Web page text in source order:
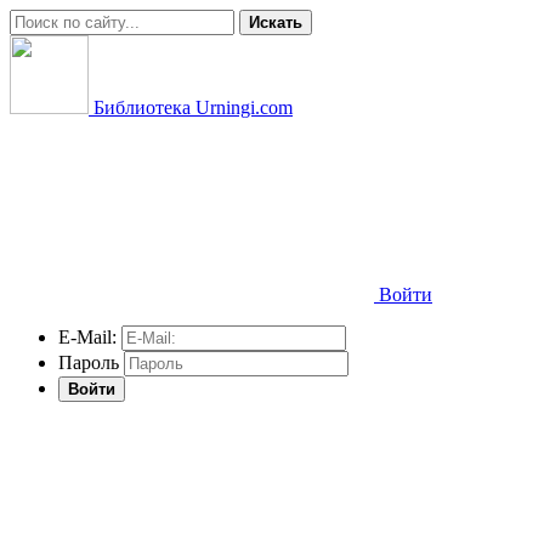
Искать
Библиотека Urningi.com
Войти
E-Mail:
Пароль
Войти